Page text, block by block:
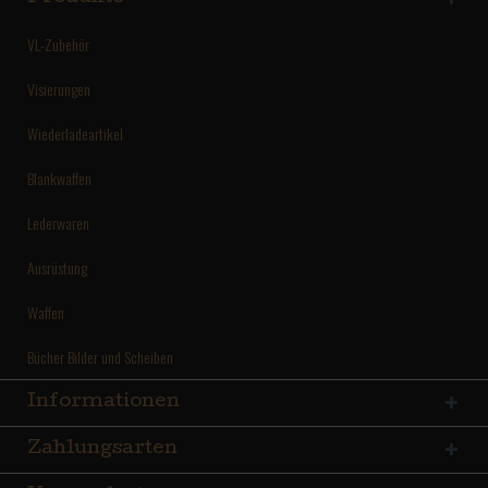
VL-Zubehör
Visierungen
Wiederladeartikel
Blankwaffen
Lederwaren
Ausrüstung
Waffen
Bücher Bilder und Scheiben
Informationen
Zahlungsarten